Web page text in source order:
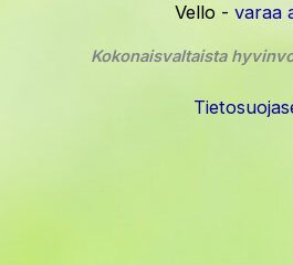
Vello - varaa
Kokonaisvaltaista